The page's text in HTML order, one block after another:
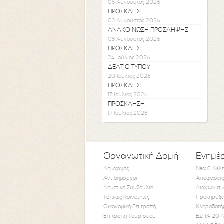
05 Αύγουστος 2026
ΠΡΟΣΚΛΗΣΗ
03 Αύγουστος 2026
ΑΝΑΚΟΙΝΩΣΗ ΠΡΟΣΛΗΨΗΣ
03 Αύγουστος 2026
ΠΡΟΣΚΛΗΣΗ
24 Ιούλιος 2026
ΔΕΛΤΙΟ ΤΥΠΟΥ
20 Ιούλιος 2026
ΠΡΟΣΚΛΗΣΗ
17 Ιούλιος 2026
ΠΡΟΣΚΛΗΣΗ
17 Ιούλιος 2026
Οργανωτική Δομή
Δήμαρχος
Αντιδήμαρχοι
Δημοτικό Συμβούλιο
Τοπικές Κοινότητες
Οικονομική Επιτροπή
Επιτροπή Τουρισμού
Νέα &
ΕΣΠΑ